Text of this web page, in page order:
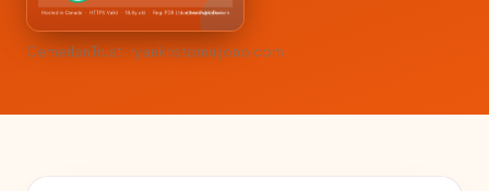
CemerlanTrust · ryankristomuljono.com